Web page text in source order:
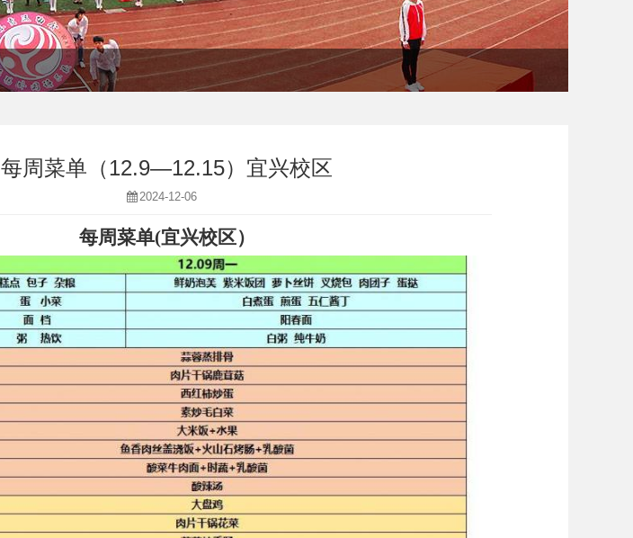
每周菜单（12.9—12.15）宜兴校区
2024-12-06
每周菜单(宜兴校区）